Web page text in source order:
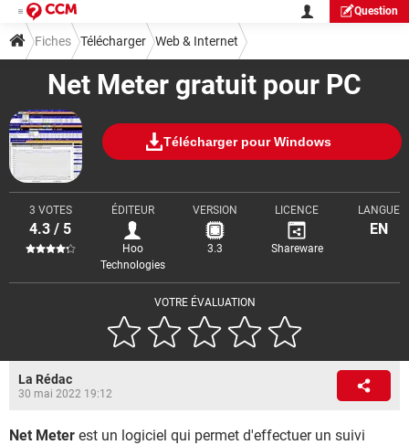
Question
Net Meter gratuit pour PC
Télécharger pour Windows
VOTRE ÉVALUATION
3 VOTES
4.3 / 5
ÉDITEUR
Hoo
Technologies
VERSION
3.3
LICENCE
Shareware
LANGUE
EN
Fiches Télécharger Web & Internet
La Rédac
30 mai 2022 19:12
Net Meter est un logiciel qui permet d'effectuer un suivi